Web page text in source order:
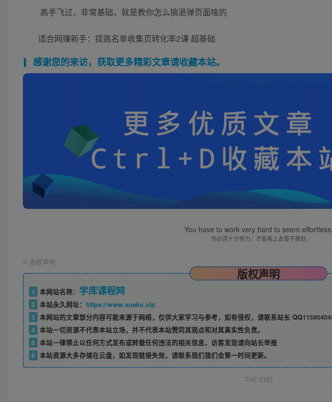
高手飞过，非常基础，就是教你怎么搞退弹页面啥的
适合网赚新手：提高名单收集页转化率2课 超基础
感谢您的来访，获取更多精彩文章请收藏本站。
You have to work very hard to seem effortless.
你必须十分努力，才能看上去毫不费劲
© 版权声明
版权声明
1 本网站名称： 学库课程网
2 本站永久网址： https://www.xueku.vip
3 本网站的文章部分内容可能来源于网络，仅供大家学习与参考，如有侵权，请联系站长 QQ
4 本站一切资源不代表本站立场，并不代表本站赞同其观点和对其真实性负责。
5 本站一律禁止以任何方式发布或转载任何违法的相关信息，访客发现请向站长举报
6 本站资源大多存储在云盘，如发现链接失效，请联系我们我们会第一时间更新。
THE END